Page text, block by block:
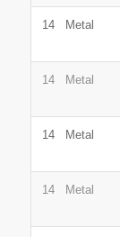
14 Metal
14 Metal
14 Metal
14 Metal